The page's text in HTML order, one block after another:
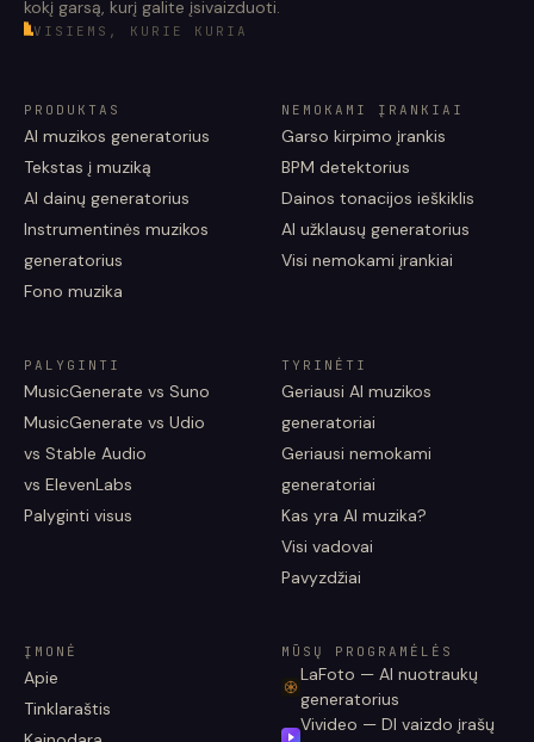
kokį garsą, kurį galite įsivaizduoti.
VISIEMS, KURIE KURIA
PRODUKTAS
AI muzikos generatorius
Tekstas į muziką
AI dainų generatorius
Instrumentinės muzikos
generatorius
Fono muzika
NEMOKAMI ĮRANKIAI
Garso kirpimo įrankis
BPM detektorius
Dainos tonacijos ieškiklis
AI užklausų generatorius
Visi nemokami įrankiai
PALYGINTI
MusicGenerate vs Suno
MusicGenerate vs Udio
vs Stable Audio
vs ElevenLabs
Palyginti visus
TYRINĖTI
Geriausi AI muzikos
generatoriai
Geriausi nemokami
generatoriai
Kas yra AI muzika?
Visi vadovai
Pavyzdžiai
ĮMONĖ
Apie
Tinklaraštis
MŪSŲ PROGRAMĖLĖS
LaFoto — AI nuotraukų
generatorius
Vivideo — DI vaizdo įrašų